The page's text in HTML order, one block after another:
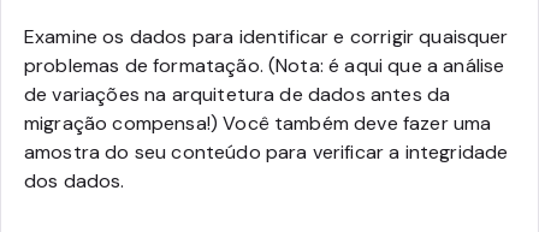
Examine os dados para identificar e corrigir quaisquer
problemas de formatação. (Nota: é aqui que a análise
de variações na arquitetura de dados antes da
migração compensa!) Você também deve fazer uma
amostra do seu conteúdo para verificar a integridade
dos dados.